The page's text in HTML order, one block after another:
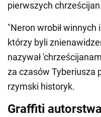
pierwszych
"Neron wrobił winnych
którzy byli
nazywał
za czasów Tyberiusza
rzymski historyk.
Graffiti